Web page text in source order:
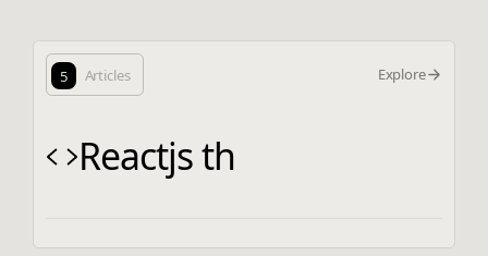
5 Articles Explore
Reactjs th